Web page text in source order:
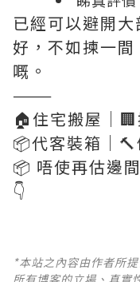
已經可以避開
好，不如揀一間
嘅。
———
🏠住宅搬屋｜
📦代客裝箱｜
📦 唔使再估邊
👇
*本站之內容由作者所